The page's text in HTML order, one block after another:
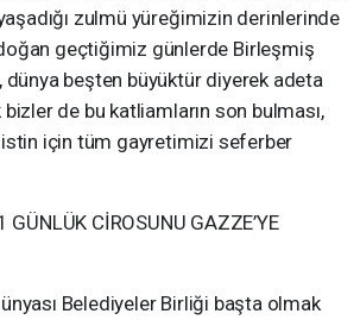
zulmü yüreğimizin derinlerinde
geçtiğimiz günlerde Birleşmiş
beşten büyüktür diyerek adeta
de bu katliamların son bulması,
için tüm gayretimizi seferber
CİROSUNU GAZZE’YE
Belediyeler Birliği başta olmak